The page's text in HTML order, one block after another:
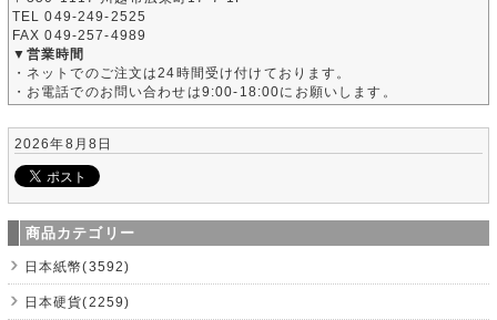
TEL 049-249-2525
FAX 049-257-4989
▼営業時間
・ネットでのご注文は24時間受け付けております。
・お電話でのお問い合わせは9:00-18:00にお願いします。
2026年8月8日
商品カテゴリー
日本紙幣(3592)
日本硬貨(2259)